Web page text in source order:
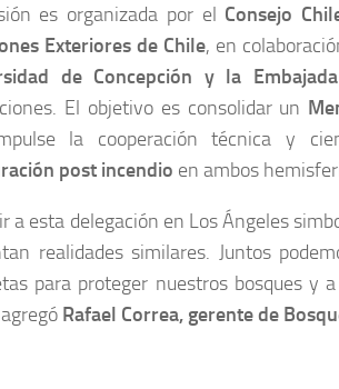
es organizada por el Consejo
Exteriores de Chile, en
de Concepción y la
El objetivo es consolidar un
la cooperación técnica y
post incendio en ambos
a esta delegación en Los Ángeles
realidades similares. Juntos
para proteger nuestros bosques y
Rafael Correa, gerente de